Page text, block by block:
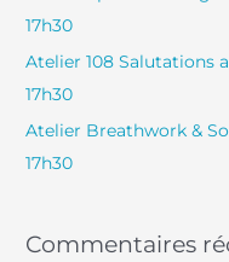
e
r
:
17h30
Atelier 108 Salutations
17h30
Atelier Breathwork &
17h30
Commentaires